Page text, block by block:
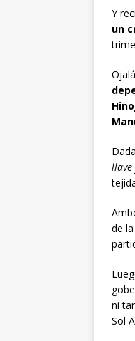
Y
un
llave
de
ni
Sol